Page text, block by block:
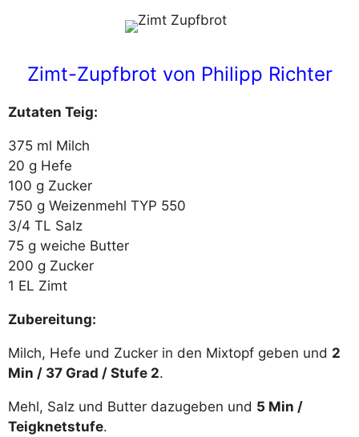
Zimt-Zupfbrot von Philipp Richter
Zutaten Teig:
375 ml Milch
20 g Hefe
100 g Zucker
750 g Weizenmehl TYP 550
3/4 TL Salz
75 g weiche Butter
200 g Zucker
1 EL Zimt
Zubereitung:
Milch, Hefe und Zucker in den Mixtopf geben und 2
Min / 37 Grad / Stufe 2.
Mehl, Salz und Butter dazugeben und 5 Min /
Teigknetstufe.